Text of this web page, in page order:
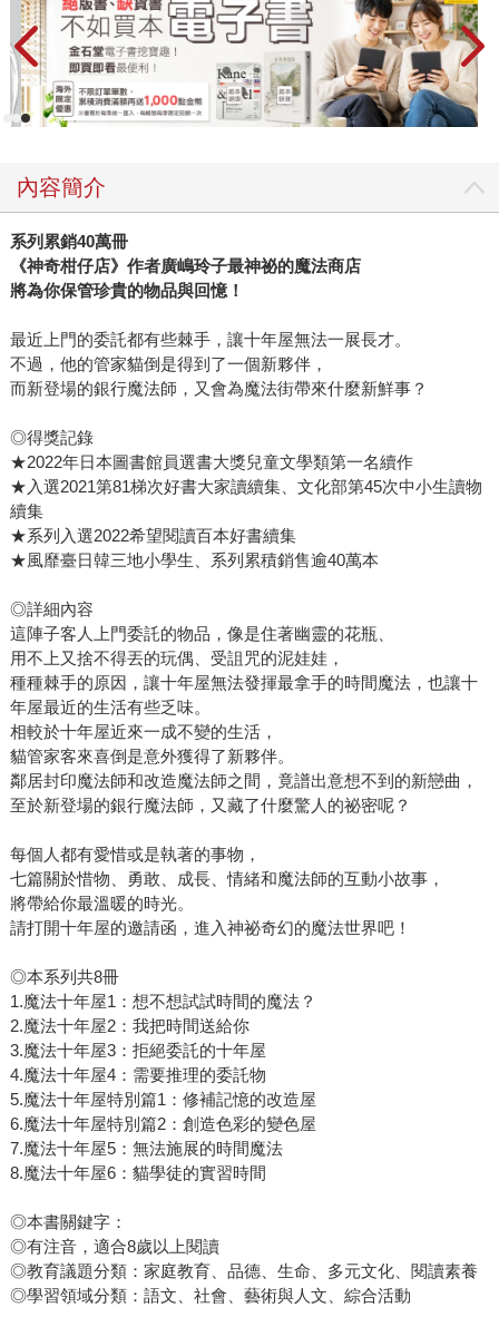
內容簡介
系列累銷40萬冊
《神奇柑仔店》作者廣嶋玲子最神祕的魔法商店
將為你保管珍貴的物品與回憶！
最近上門的委託都有些棘手，讓十年屋無法一展長才。
不過，他的管家貓倒是得到了一個新夥伴，
而新登場的銀行魔法師，又會為魔法街帶來什麼新鮮事？
◎得獎記錄
★2022年日本圖書館員選書大獎兒童文學類第一名續作
★入選2021第81梯次好書大家讀續集、文化部第45次中小生讀物
續集
★系列入選2022希望閱讀百本好書續集
★風靡臺日韓三地小學生、系列累積銷售逾40萬本
◎詳細內容
這陣子客人上門委託的物品，像是住著幽靈的花瓶、
用不上又捨不得丟的玩偶、受詛咒的泥娃娃，
種種棘手的原因，讓十年屋無法發揮最拿手的時間魔法，也讓十
年屋最近的生活有些乏味。
相較於十年屋近來一成不變的生活，
貓管家客來喜倒是意外獲得了新夥伴。
鄰居封印魔法師和改造魔法師之間，竟譜出意想不到的新戀曲，
至於新登場的銀行魔法師，又藏了什麼驚人的祕密呢？
每個人都有愛惜或是執著的事物，
七篇關於惜物、勇敢、成長、情緒和魔法師的互動小故事，
將帶給你最溫暖的時光。
請打開十年屋的邀請函，進入神祕奇幻的魔法世界吧！
◎本系列共8冊
1.魔法十年屋1：想不想試試時間的魔法？
2.魔法十年屋2：我把時間送給你
3.魔法十年屋3：拒絕委託的十年屋
4.魔法十年屋4：需要推理的委託物
5.魔法十年屋特別篇1：修補記憶的改造屋
6.魔法十年屋特別篇2：創造色彩的變色屋
7.魔法十年屋5：無法施展的時間魔法
8.魔法十年屋6：貓學徒的實習時間
◎本書關鍵字：
◎有注音，適合8歲以上閱讀
◎教育議題分類：家庭教育、品德、生命、多元文化、閱讀素養
◎學習領域分類：語文、社會、藝術與人文、綜合活動